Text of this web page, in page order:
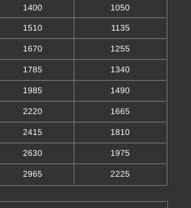
1400 1050
1510 1135
1670 1255
1785 1340
1985 1490
2220 1665
2415 1810
2630 1975
2965 2225